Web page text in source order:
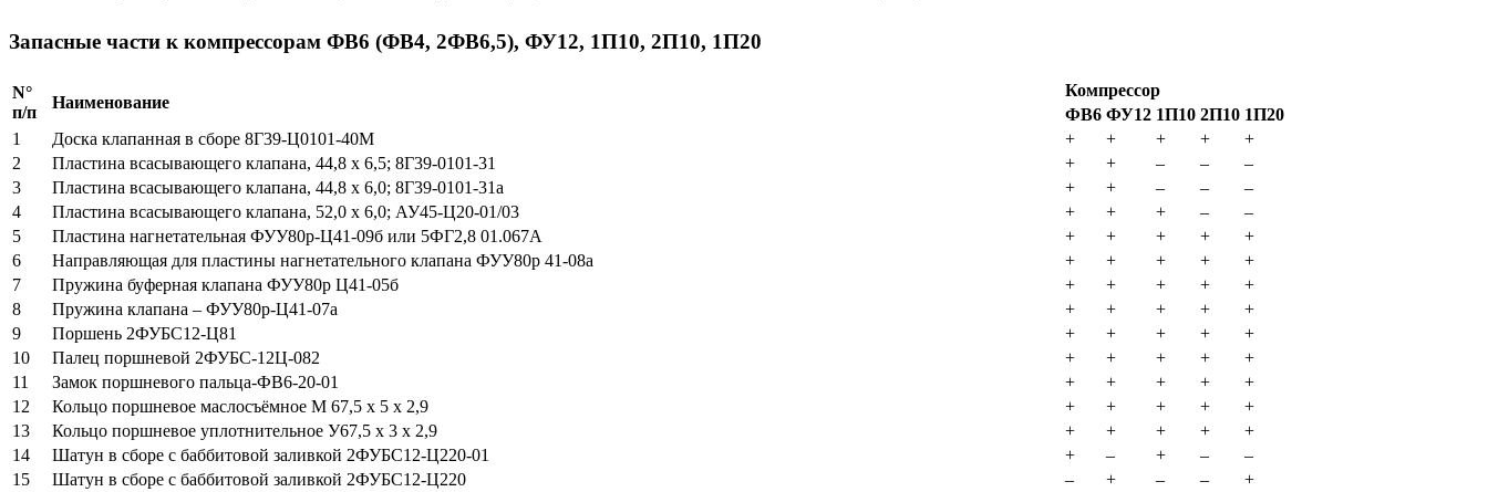
Запасные части к компрессорам ФВ6 (ФВ4, 2ФВ6,5), ФУ12, 1П10, 2П10, 1П20
N°
п/п
Наименование
Компрессор
ФВ6 ФУ12 1П10 2П10 1П20
1
Доска клапанная в сборе 8Г39-Ц0101-40М + + + +
+
2
Пластина всасывающего клапана, 44,8 х 6,5; 8Г39-0101-31 + + – –
–
3
Пластина всасывающего клапана, 44,8 х 6,0; 8Г39-0101-31а + + – –
–
4
Пластина всасывающего клапана, 52,0 х 6,0; АУ45-Ц20-01/03 + + + –
–
5
Пластина нагнетательная ФУУ80р-Ц41-09б или 5ФГ2,8 01.067А + + + +
+
6
Направляющая для пластины нагнетательного клапана ФУУ80р 41-08а + + + +
+
7
Пружина буферная клапана ФУУ80р Ц41-05б + + + +
+
8
Пружина клапана – ФУУ80р-Ц41-07а + + + +
+
9
Поршень 2ФУБС12-Ц81 + + + +
+
10
Палец поршневой 2ФУБС-12Ц-082 + + + +
+
11
Замок поршневого пальца-ФВ6-20-01 + + + +
+
12
Кольцо поршневое маслосъёмное М 67,5 х 5 х 2,9 + + + +
+
13
Кольцо поршневое уплотнительное У67,5 х 3 х 2,9 + + + +
+
14
Шатун в сборе с баббитовой заливкой 2ФУБС12-Ц220-01 + – + –
–
15
Шатун в сборе с баббитовой заливкой 2ФУБС12-Ц220 – + – –
+